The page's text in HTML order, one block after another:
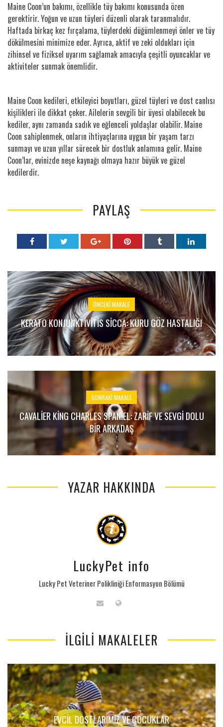
Maine Coon’un bakımı, özellikle tüy bakımı konusunda özen
gerektirir. Yoğun ve uzun tüyleri düzenli olarak taranmalıdır.
Haftada birkaç kez fırçalama, tüylerdeki düğümlenmeyi önler ve tüy
dökülmesini minimize eder. Ayrıca, aktif ve zeki oldukları için
zihinsel ve fiziksel uyarım sağlamak amacıyla çeşitli oyuncaklar ve
aktiviteler sunmak önemlidir.
Maine Coon kedileri, etkileyici boyutları, güzel tüyleri ve dost canlısı
kişilikleri ile dikkat çeker. Ailelerin sevgili bir üyesi olabilecek bu
kediler, aynı zamanda sadık ve eğlenceli yoldaşlar olabilir. Maine
Coon sahiplenmek, onların ihtiyaçlarına uygun bir yaşam tarzı
sunmayı ve uzun yıllar sürecek bir dostluk anlamına gelir. Maine
Coon’lar, evinizde neşe kaynağı olmaya hazır büyük ve güzel
kedilerdir.
PAYLAŞ
ÖNCEKI MAKALE
KERATO KONJUNKTIVITIS SICCA: KURU GÖZ HASTALIĞI
SONRAKI MAKALE
CAVALIER KING CHARLES SPANIEL: ZARIF VE SEVGI DOLU
BIR ARKADAŞ
YAZAR HAKKINDA
LuckyPet info
Lucky Pet Veteriner Polikliniği Enformasyon Bölümü
İLGILI MAKALELER
EVCIL DOSTLARIMIZ VE ÇOCUKLAR